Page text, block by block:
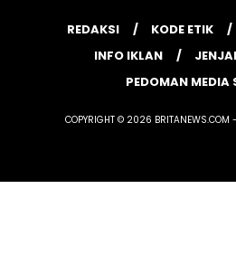
REDAKSI KODE ETIK
INFO IKLAN
PEDOMAN MEDIA
COPYRIGHT © 2026 BRITANEWS.COM